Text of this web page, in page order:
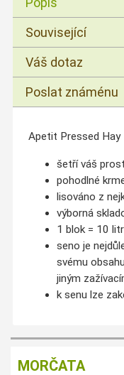
Související
Váš dotaz
Poslat známénu
Apetit Pressed Hay
šetří váš
pohodlné
lisováno z
výborná
1 blok = 10
seno je
svému
jiným
k senu lze
MORČATA